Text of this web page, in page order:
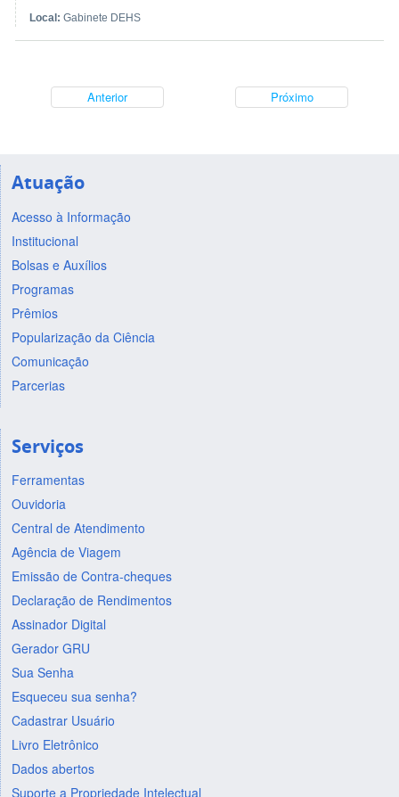
Local: Gabinete DEHS
Anterior Próximo
Atuação
Acesso à Informação
Institucional
Bolsas e Auxílios
Programas
Prêmios
Popularização da Ciência
Comunicação
Parcerias
Serviços
Ferramentas
Ouvidoria
Central de Atendimento
Agência de Viagem
Emissão de Contra-cheques
Declaração de Rendimentos
Assinador Digital
Gerador GRU
Sua Senha
Esqueceu sua senha?
Cadastrar Usuário
Livro Eletrônico
Dados abertos
Suporte a Propriedade Intelectual